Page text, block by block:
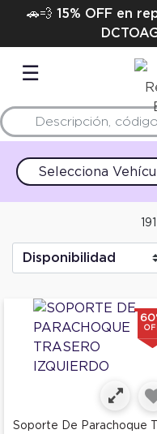
🚗💨 15% OFF en
☰
Selecciona